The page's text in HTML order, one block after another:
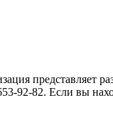
представляет
92-82. Если вы